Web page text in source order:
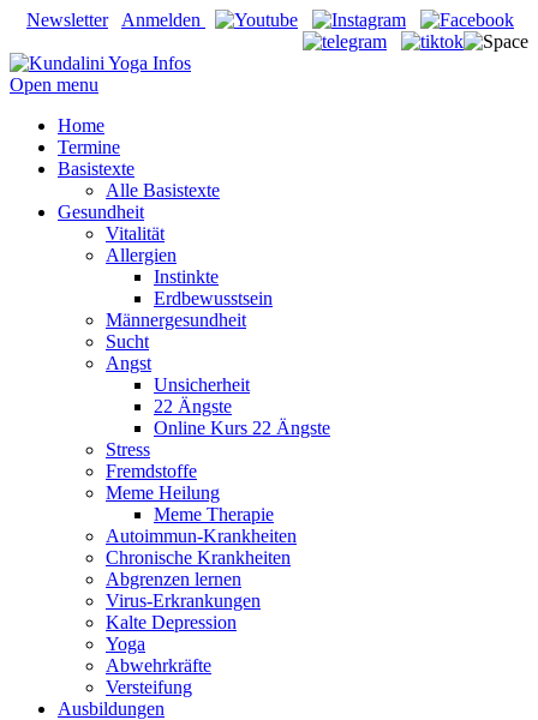
Newsletter Anmelden
Open menu
Home
Termine
Basistexte
Alle Basistexte
Gesundheit
Vitalität
Allergien
Instinkte
Erdbewusstsein
Männergesundheit
Sucht
Angst
Unsicherheit
22 Ängste
Online Kurs 22 Ängste
Stress
Fremdstoffe
Meme Heilung
Meme Therapie
Autoimmun-Krankheiten
Chronische Krankheiten
Abgrenzen lernen
Virus-Erkrankungen
Kalte Depression
Yoga
Abwehrkräfte
Versteifung
Ausbildungen